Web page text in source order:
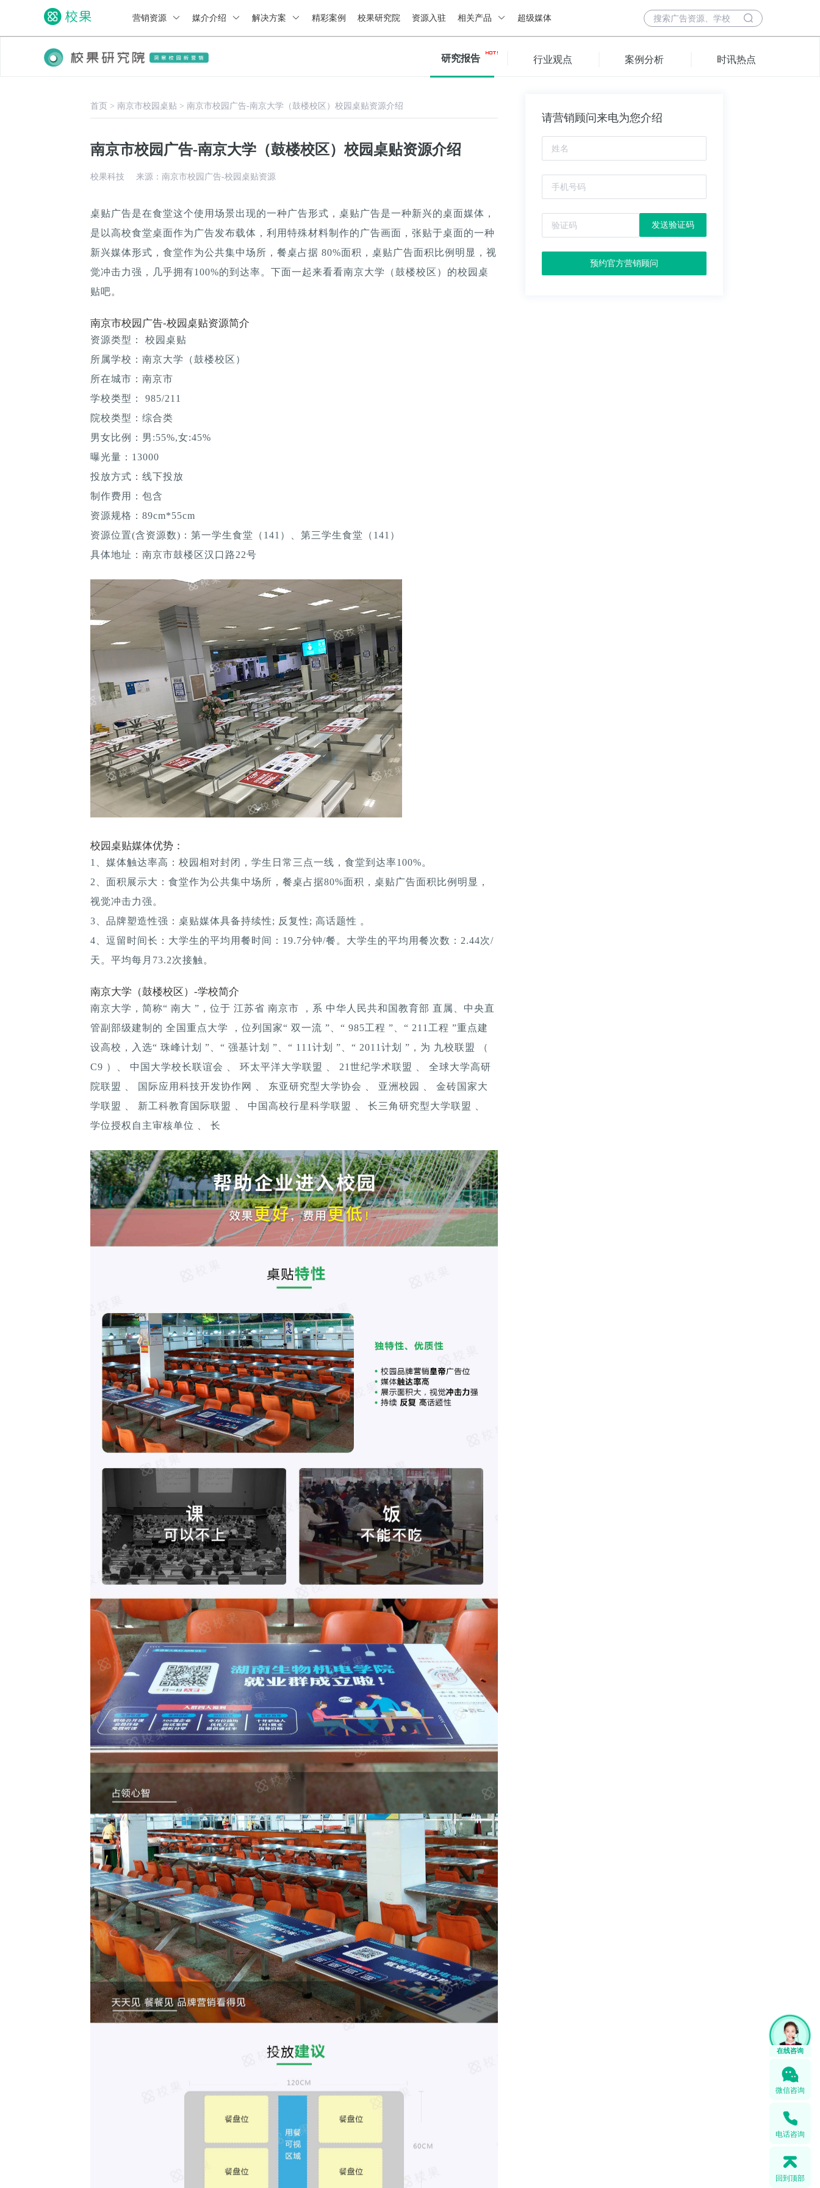
营销资源 媒介介绍 解决方案 精彩案例 校果研究院 资源入驻 相关产品 超级媒体
研究报告 行业观点 案例分析 时讯热点
首页 > 南京市校园桌贴 > 南京市校园广告-南京大学（鼓楼校区）校园桌贴资源介绍
南京市校园广告-南京大学（鼓楼校区）校园桌贴资源介绍
校果科技 来源：南京市校园广告-校园桌贴资源
桌贴广告是在食堂这个使用场景出现的一种广告形式，桌贴广告是一种新兴的桌面媒体，
是以高校食堂桌面作为广告发布载体，利用特殊材料制作的广告画面，张贴于桌面的一种
新兴媒体形式，食堂作为公共集中场所，餐桌占据 80%面积，桌贴广告面积比例明显，视
觉冲击力强，几乎拥有100%的到达率。下面一起来看看南京大学（鼓楼校区）的校园桌
贴吧。
南京市校园广告-校园桌贴资源简介
资源类型： 校园桌贴
所属学校：南京大学（鼓楼校区）
所在城市：南京市
学校类型： 985/211
院校类型：综合类
男女比例：男:55%,女:45%
曝光量：13000
投放方式：线下投放
制作费用：包含
资源规格：89cm*55cm
资源位置(含资源数)：第一学生食堂（141）、第三学生食堂（141）
具体地址：南京市鼓楼区汉口路22号
校园桌贴媒体优势：
1、媒体触达率高：校园相对封闭，学生日常三点一线，食堂到达率100%。
2、面积展示大：食堂作为公共集中场所，餐桌占据80%面积，桌贴广告面积比例明显，
视觉冲击力强。
3、品牌塑造性强：桌贴媒体具备持续性; 反复性; 高话题性 。
4、逗留时间长：大学生的平均用餐时间：19.7分钟/餐。大学生的平均用餐次数：2.44次/
天。平均每月73.2次接触。
南京大学（鼓楼校区）-学校简介
南京大学，简称“ 南大 ”，位于 江苏省 南京市 ，系 中华人民共和国教育部 直属、中央直
管副部级建制的 全国重点大学 ，位列国家“ 双一流 ”、“ 985工程 ”、“ 211工程 ”重点建
设高校，入选“ 珠峰计划 ”、“ 强基计划 ”、“ 111计划 ”、“ 2011计划 ”，为 九校联盟 （
C9 ）、 中国大学校长联谊会 、 环太平洋大学联盟 、 21世纪学术联盟 、 全球大学高研
院联盟 、 国际应用科技开发协作网 、 东亚研究型大学协会 、 亚洲校园 、 金砖国家大
学联盟 、 新工科教育国际联盟 、 中国高校行星科学联盟 、 长三角研究型大学联盟 、
学位授权自主审核单位 、 长
请营销顾问来电为您介绍
发送验证码
预约官方营销顾问
微信咨询
电话咨询
回到顶部